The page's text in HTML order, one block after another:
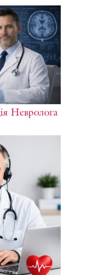
Невролога